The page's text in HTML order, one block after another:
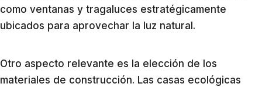
como ventanas y tragaluces estratégicamente
ubicados para aprovechar la luz natural.
Otro aspecto relevante es la elección de los
materiales de construcción. Las casas ecológicas